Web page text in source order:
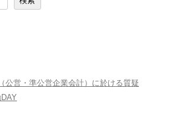
公営・準公営企業会計）に於ける質疑